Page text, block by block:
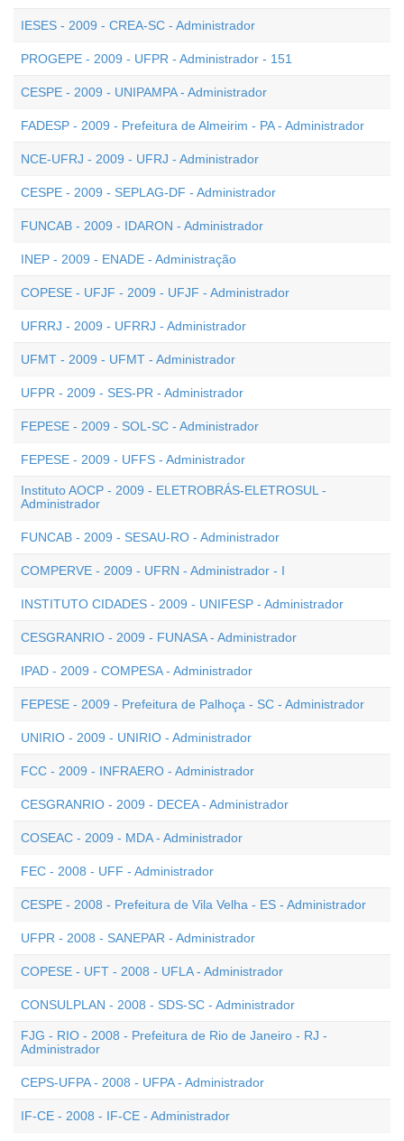
IESES - 2009 - CREA-SC - Administrador
PROGEPE - 2009 - UFPR - Administrador - 151
CESPE - 2009 - UNIPAMPA - Administrador
FADESP - 2009 - Prefeitura de Almeirim - PA - Administrador
NCE-UFRJ - 2009 - UFRJ - Administrador
CESPE - 2009 - SEPLAG-DF - Administrador
FUNCAB - 2009 - IDARON - Administrador
INEP - 2009 - ENADE - Administração
COPESE - UFJF - 2009 - UFJF - Administrador
UFRRJ - 2009 - UFRRJ - Administrador
UFMT - 2009 - UFMT - Administrador
UFPR - 2009 - SES-PR - Administrador
FEPESE - 2009 - SOL-SC - Administrador
FEPESE - 2009 - UFFS - Administrador
Instituto AOCP - 2009 - ELETROBRÁS-ELETROSUL -
Administrador
FUNCAB - 2009 - SESAU-RO - Administrador
COMPERVE - 2009 - UFRN - Administrador - I
INSTITUTO CIDADES - 2009 - UNIFESP - Administrador
CESGRANRIO - 2009 - FUNASA - Administrador
IPAD - 2009 - COMPESA - Administrador
FEPESE - 2009 - Prefeitura de Palhoça - SC - Administrador
UNIRIO - 2009 - UNIRIO - Administrador
FCC - 2009 - INFRAERO - Administrador
CESGRANRIO - 2009 - DECEA - Administrador
COSEAC - 2009 - MDA - Administrador
FEC - 2008 - UFF - Administrador
CESPE - 2008 - Prefeitura de Vila Velha - ES - Administrador
UFPR - 2008 - SANEPAR - Administrador
COPESE - UFT - 2008 - UFLA - Administrador
CONSULPLAN - 2008 - SDS-SC - Administrador
FJG - RIO - 2008 - Prefeitura de Rio de Janeiro - RJ -
Administrador
CEPS-UFPA - 2008 - UFPA - Administrador
IF-CE - 2008 - IF-CE - Administrador